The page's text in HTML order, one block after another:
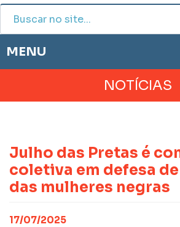
MENU
HISTÓRIA
NOTAS PUBLICADAS
JURÍDICO
PRESTAÇÃO DE CONTAS
CONTATO
FILIE-SE
NOTÍCIAS
Julho das Pretas é
coletiva em defesa
das mulheres negras
17/07/2025